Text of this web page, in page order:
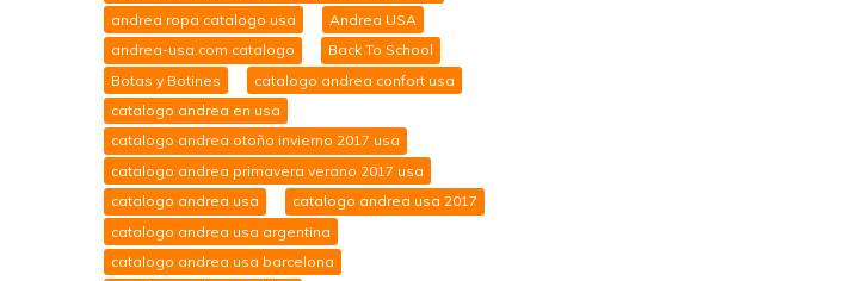
andrea ropa catalogo usa
Andrea USA
andrea-usa.com catalogo
Back To School
Botas y Botines
catalogo andrea confort usa
catalogo andrea en usa
catalogo andrea otoño invierno 2017 usa
catalogo andrea primavera verano 2017 usa
catalogo andrea usa
catalogo andrea usa 2017
catalogo andrea usa argentina
catalogo andrea usa barcelona